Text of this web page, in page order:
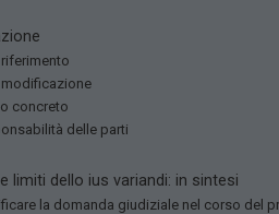
concreto
delle parti
limiti dello ius variandi: in sintesi
la domanda giudiziale nel corso del